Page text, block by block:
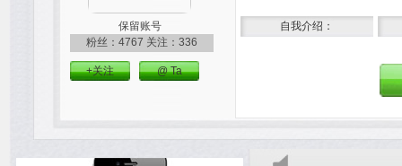
保留账号
粉丝：4767 关注：336
+关注 @ Ta
自我介绍：